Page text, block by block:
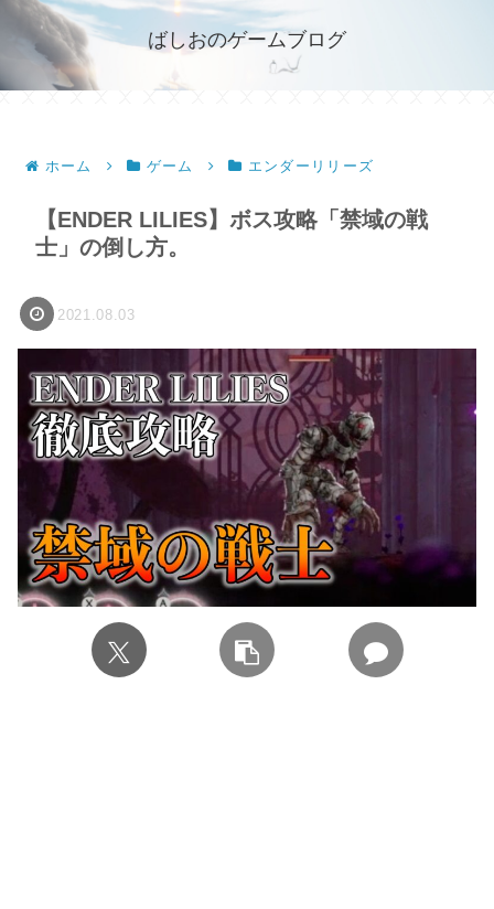
ばしおのゲームブログ
ホーム ゲーム エンダーリリーズ
【ENDER LILIES】ボス攻略「禁域の戦
士」の倒し方。
2021.08.03